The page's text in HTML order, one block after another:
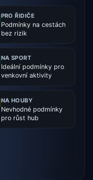
PRO ŘIDIČE
Podmínky na cestách
bez rizik
NA SPORT
Ideální podmínky pro
venkovní aktivity
NA HOUBY
Nevhodné podmínky
pro růst hub